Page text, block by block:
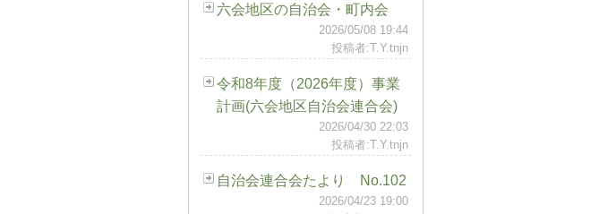
六会地区の自治会・町内会
2026/05/08 19:44
投稿者:T.Y.tnjn
令和8年度（2026年度）事業
計画(六会地区自治会連合会)
2026/04/30 22:03
投稿者:T.Y.tnjn
自治会連合会たより No.102
2026/04/23 19:00